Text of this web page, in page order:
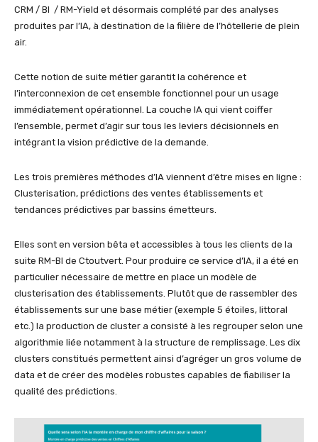
CRM / BI / RM-Yield et désormais complété par des analyses
produites par l’IA, à destination de la filière de l’hôtellerie de plein
air.
Cette notion de suite métier garantit la cohérence et
l’interconnexion de cet ensemble fonctionnel pour un usage
immédiatement opérationnel. La couche IA qui vient coiffer
l’ensemble, permet d’agir sur tous les leviers décisionnels en
intégrant la vision prédictive de la demande.
Les trois premières méthodes d’IA viennent d’être mises en ligne :
Clusterisation, prédictions des ventes établissements et
tendances prédictives par bassins émetteurs.
Elles sont en version bêta et accessibles à tous les clients de la
suite RM-BI de Ctoutvert. Pour produire ce service d’IA, il a été en
particulier nécessaire de mettre en place un modèle de
clusterisation des établissements. Plutôt que de rassembler des
établissements sur une base métier (exemple 5 étoiles, littoral
etc.) la production de cluster a consisté à les regrouper selon une
algorithmie liée notamment à la structure de remplissage. Les dix
clusters constitués permettent ainsi d’agréger un gros volume de
data et de créer des modèles robustes capables de fiabiliser la
qualité des prédictions.